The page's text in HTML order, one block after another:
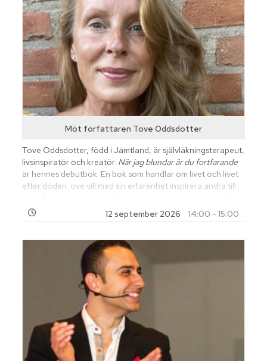
Möt författaren Tove Oddsdotter
Tove Oddsdotter, född i Jämtland, är självläkningsterapeut,
livsinspiratör och kreatör. När jag blundar är du fortfarande
är hennes debutbok. En bok som handlar om livet och livet
efter döden. ove vill med sin erfarenhet inspirera andra till
sörja och vara lycklig samtidigt. Att alla känslor får plats.
12 september 2026 14:00 - 15:00